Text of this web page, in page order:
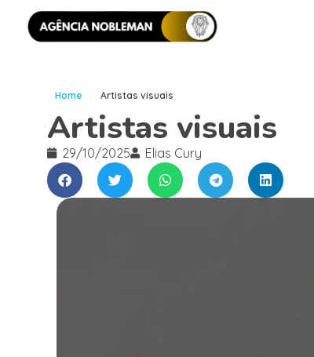
Home Artistas visuais
Artistas visuais
29/10/2025 Elias Cury